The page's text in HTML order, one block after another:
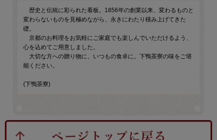
歴史と伝統に彩られた看板。1856年の創業以来、変わるものと
変わらないものを見極めながら、永きにわたり積み上げてきた
礎。
京都のお料理をお気軽にご家庭でも楽しんでいただけるよう、
心を込めてご用意しました。
大切な方への贈り物に、いつもの食卓に。下鴨茶寮の味をご堪
能ください。
(下鴨茶寮)